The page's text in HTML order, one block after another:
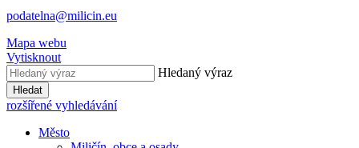
podatelna@milicin.eu
Mapa webu
Vytisknout
Hledaný výraz
Hledat
rozšířené vyhledávání
Město